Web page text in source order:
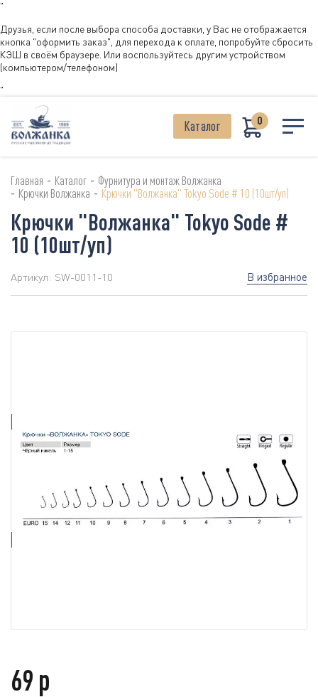
"
Друзья, если после выбора способа доставки, у Вас не отображается
кнопка "оформить заказ", для перехода к оплате, попробуйте сбросить
КЭШ в своём браузере. Или воспользуйтесь другим устройством
(компьютером/телефоном)
"
Каталог 0
Главная - Каталог - Фурнитура и монтаж Волжанка
- Крючки Волжанка - Крючки "Волжанка" Tokyo Sode # 10 (10шт/уп)
Крючки "Волжанка" Tokyo Sode #
10 (10шт/уп)
Артикул: SW-0011-10 В избранное
69 р